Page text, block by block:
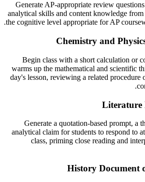
Generate AP-appropriate review
analytical skills and content knowledge from
the cognitive level appropriate for AP
Chemistry and
Begin class with a short calculation or
warms up the mathematical and scientific
day's lesson, reviewing a related procedure
Literature
Generate a quotation-based prompt, a
analytical claim for students to respond to
class, priming close reading and
History Document